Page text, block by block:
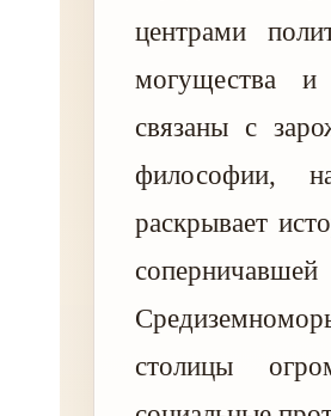
центрами
могущества и
связаны с
философии,
раскрывает
столицы